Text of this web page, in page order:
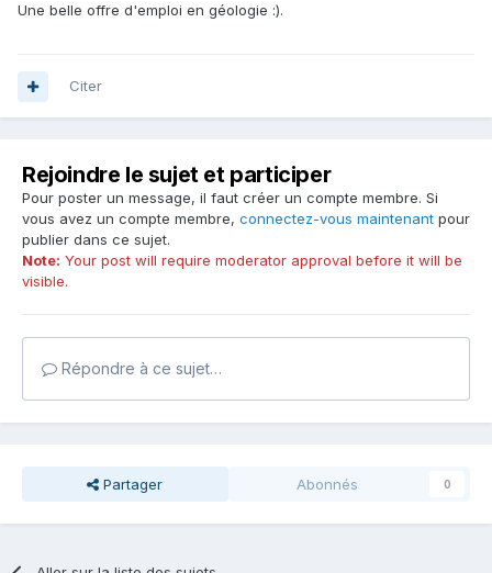
Une belle offre d'emploi en géologie :).
Citer
Rejoindre le sujet et participer
Pour poster un message, il faut créer un compte membre. Si
vous avez un compte membre, connectez-vous maintenant pour
publier dans ce sujet.
Note: Your post will require moderator approval before it will be
visible.
Répondre à ce sujet…
Partager Abonnés 0